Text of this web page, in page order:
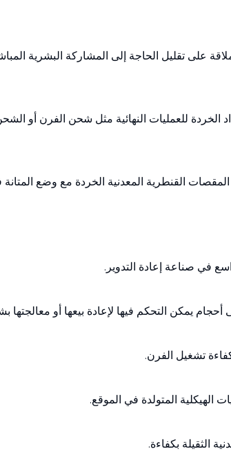
على تقليل الحاجة إلى المشاركة البشرية
الخردة للعمليات النهائية مثل شحن الفرن أو
القنطرية المعدنية الخردة مع وضع المتانة
في صناعة إعادة التدوير.
يمكن التحكم فيها لإعادة بيعها أو معالجتها
تشغيل الفرن.
الهيكلية المتولدة في الموقع.
الثقيلة بكفاءة.